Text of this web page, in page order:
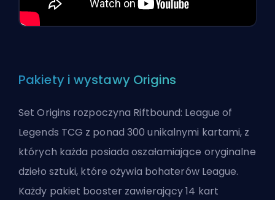
Pakiety i wystawy Origins
Set Origins rozpoczyna Riftbound: League of
Legends TCG z ponad 300 unikalnymi kartami, z
których każda posiada oszałamiające oryginalne
dzieło sztuki, które ożywia bohaterów League.
Każdy pakiet booster zawierający 14 kart